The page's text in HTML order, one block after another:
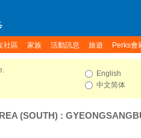
社區 家族 活動訊息 旅遊 Perks會
English
中文简体
(SOUTH) :